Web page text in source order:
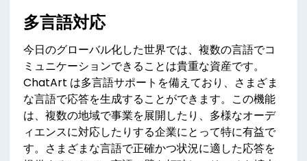
多言語対応
今日のグローバル化した世界では、複数の言語でコ
ミュニケーションできることは貴重な資産です。
ChatArt は多言語サポートを備えており、さまざま
な言語で応答を生成することができます。この機能
は、複数の地域で事業を展開したり、多様なオーデ
ィエンスに対応したりする企業にとって特に有益で
す。さまざまな言語で正確かつ状況に適した応答を